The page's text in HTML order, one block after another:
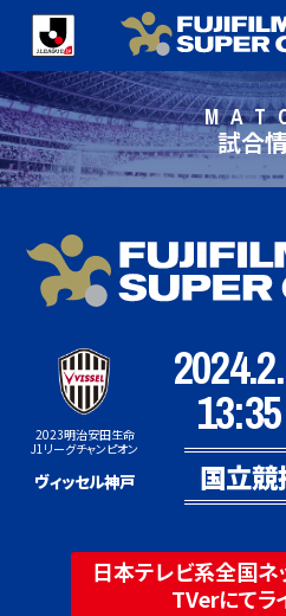
試合
13:35
国立競
2023明治安田生命
J1リーグチャンピオン
ヴィッセル神戸
日本テレビ系全国ネ
TVerにてラ